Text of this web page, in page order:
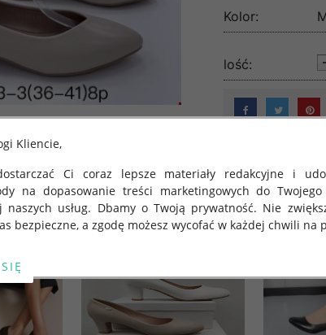
Kolor:
lość:
Kliencie,
Ci coraz lepsze materiały redakcyjne i
na dopasowanie treści marketingowych do
naszych usług. Dbamy o Twoją prywatność. Nie
bezpieczne, a zgodę możesz wycofać w każdej chwili
roku obowiązuje Rozporządzenie Parlamentu
ochrony osób fizycznych w związku z
takich danych oraz uchylenia dyrektywy 95/46/WE
Rozporządzenie o Ochronie Danych"). W związku z
danych oraz zasadach, na jakich odbywa się to